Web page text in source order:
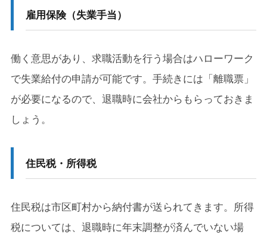
雇用保険（失業手当）
働く意思があり、求職活動を行う場合はハローワーク
で失業給付の申請が可能です。手続きには「離職票」
が必要になるので、退職時に会社からもらっておきま
しょう。
住民税・所得税
住民税は市区町村から納付書が送られてきます。所得
税については、退職時に年末調整が済んでいない場